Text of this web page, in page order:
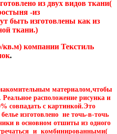
из двух видов ткани(
-из
быть изготовлены как из
ткани.)
кв.м) компании Текстиль
.
материалом,чтобы
Реальное расположение рисунка и
совпадать с картинкой.Это
изготовлено не точь-в-точь
в основном отшиты из одного
и комбинированными(